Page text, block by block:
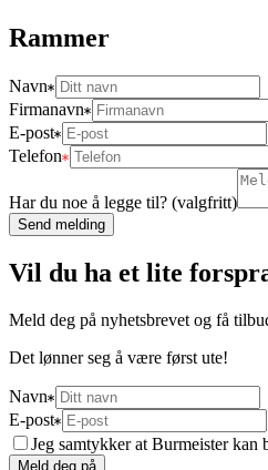
Rammer
Navn
Firmanavn
E-post
Telefon
Har du noe å legge til? (valgfritt)
Send melding
Vil du ha et lite
Meld deg på nyhetsbrevet og få
Det lønner seg å være først ute!
Navn
E-post
Jeg samtykker at Burmeister kan
Meld deg på